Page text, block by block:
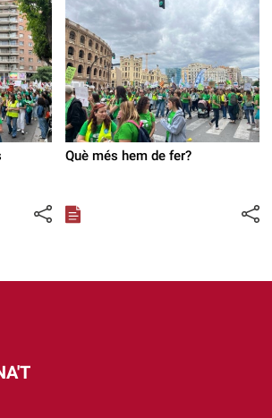
Què més hem de fer?